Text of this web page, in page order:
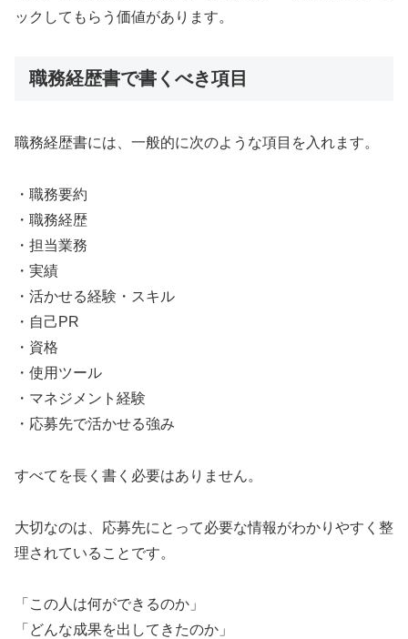
ックしてもらう価値があります。
職務経歴書で書くべき項目
職務経歴書には、一般的に次のような項目を入れます。
・職務要約
・職務経歴
・担当業務
・実績
・活かせる経験・スキル
・自己PR
・資格
・使用ツール
・マネジメント経験
・応募先で活かせる強み
すべてを長く書く必要はありません。
大切なのは、応募先にとって必要な情報がわかりやすく整
理されていることです。
「この人は何ができるのか」
「どんな成果を出してきたのか」